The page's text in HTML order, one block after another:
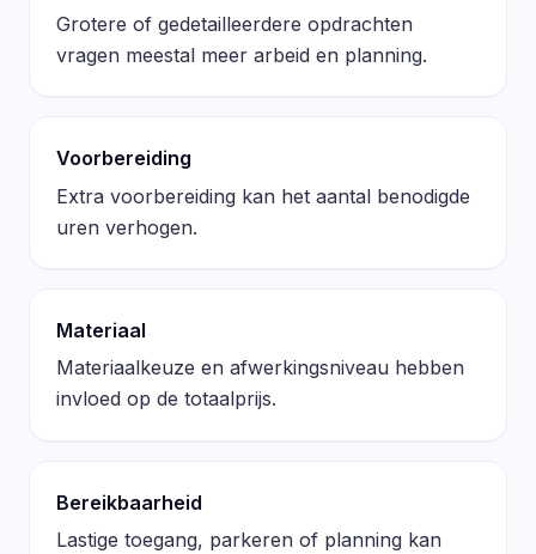
Grotere of gedetailleerdere opdrachten
vragen meestal meer arbeid en planning.
Voorbereiding
Extra voorbereiding kan het aantal benodigde
uren verhogen.
Materiaal
Materiaalkeuze en afwerkingsniveau hebben
invloed op de totaalprijs.
Bereikbaarheid
Lastige toegang, parkeren of planning kan